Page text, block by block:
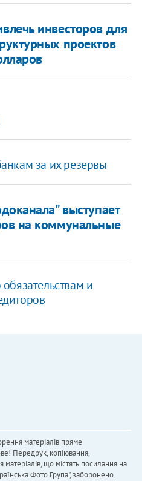
инвесторов для
проектов
за их резервы
выступает
на коммунальные
и
матеріалів пряме
Передрук, копіювання,
що містять посилання на
Фото Група", заборонено.